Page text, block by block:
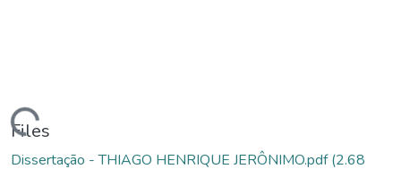
Loading...
Files
Dissertação - THIAGO HENRIQUE JERÔNIMO.pdf(2.68